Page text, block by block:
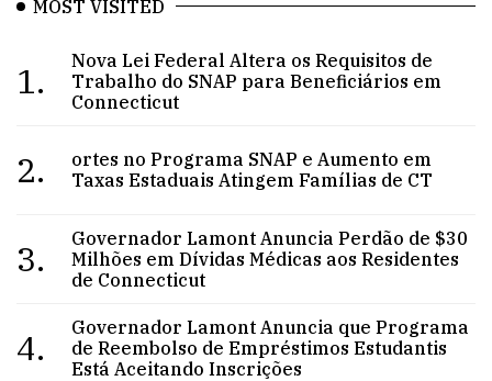
MOST VISITED
1.
Nova Lei Federal Altera os Requisitos de
Trabalho do SNAP para Beneficiários em
Connecticut
2.
ortes no Programa SNAP e Aumento em
Taxas Estaduais Atingem Famílias de CT
3.
Governador Lamont Anuncia Perdão de $30
Milhões em Dívidas Médicas aos Residentes
de Connecticut
4.
Governador Lamont Anuncia que Programa
de Reembolso de Empréstimos Estudantis
Está Aceitando Inscrições